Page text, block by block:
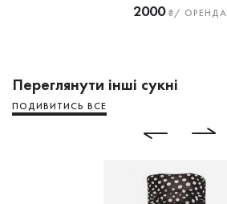
2000₴/ ОРЕНДА
Переглянути інші сукні
ПОДИВИТИСЬ ВСЕ